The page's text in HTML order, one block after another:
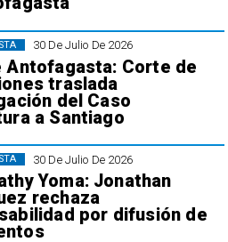
30 De Julio De 2026
Antofagasta: Corte de
traslada
del Caso
a Santiago
30 De Julio De 2026
Yoma: Jonathan
rechaza
por difusión de